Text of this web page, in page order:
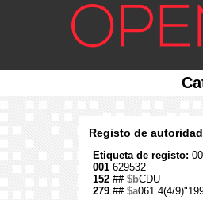
Registo de
Etiqueta de registo:
001 629532
152 ## $bCDU
279 ## $a061.4(4/